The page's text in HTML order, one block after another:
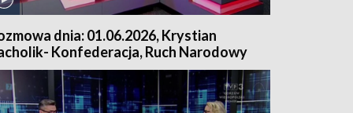
dnia: 01.06.2026, Krystian
Konfederacja, Ruch Narodowy